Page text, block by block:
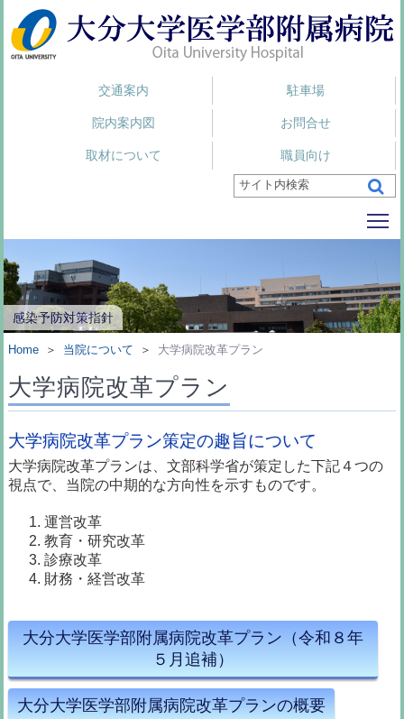
交通案内 駐車場
院内案内図 お問合せ
取材について 職員向け
感染予防対策指針
Home ＞ 当院について ＞ 大学病院改革プラン
大学病院改革プラン
大学病院改革プラン策定の趣旨について
大学病院改革プランは、文部科学省が策定した下記４つの
視点で、当院の中期的な方向性を示すものです。
運営改革
教育・研究改革
診療改革
財務・経営改革
大分大学医学部附属病院改革プラン（令和８年
５月追補）
大分大学医学部附属病院改革プランの概要